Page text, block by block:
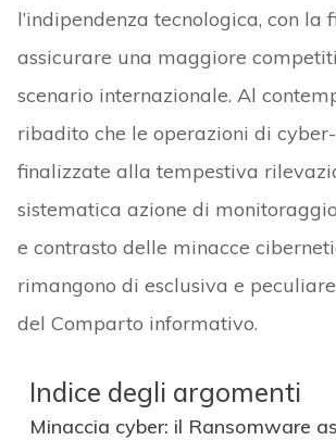
l’indipendenza tecnologica, con la
assicurare una maggiore
scenario internazionale. Al
ribadito che le operazioni di
finalizzate alla tempestiva
sistematica azione di
e contrasto delle minacce
rimangono di esclusiva e
del Comparto informativo.
Indice degli argomenti
Minaccia cyber: il Ransomware